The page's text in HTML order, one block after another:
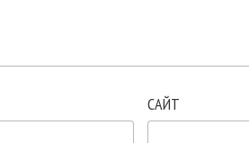
САЙТ